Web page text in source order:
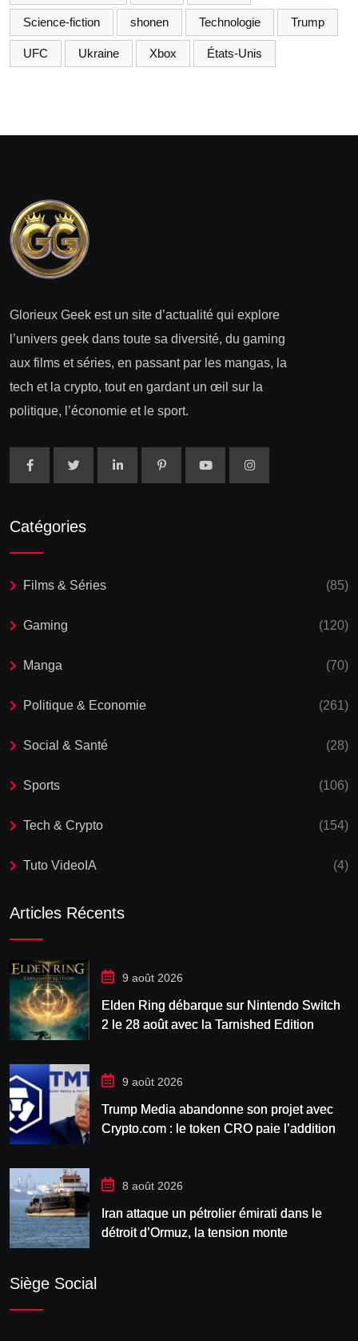
Science-fiction shonen Technologie Trump
UFC Ukraine Xbox États-Unis
Glorieux Geek est un site d’actualité qui explore
l’univers geek dans toute sa diversité, du gaming
aux films et séries, en passant par les mangas, la
tech et la crypto, tout en gardant un œil sur la
politique, l’économie et le sport.
Catégories
Films & Séries (85)
Gaming (120)
Manga (70)
Politique & Economie (261)
Social & Santé (28)
Sports (106)
Tech & Crypto (154)
Tuto VideoIA (4)
Articles Récents
9 août 2026
Elden Ring débarque sur Nintendo Switch
2 le 28 août avec la Tarnished Edition
9 août 2026
Trump Media abandonne son projet avec
Crypto.com : le token CRO paie l’addition
8 août 2026
Iran attaque un pétrolier émirati dans le
détroit d’Ormuz, la tension monte
Siège Social